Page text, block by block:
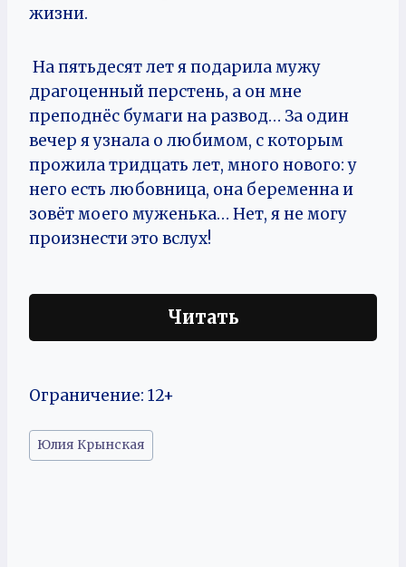
жизни.
На пятьдесят лет я подарила мужу
драгоценный перстень, а он мне
преподнёс бумаги на развод… За один
вечер я узнала о любимом, с которым
прожила тридцать лет, много нового: у
него есть любовница, она беременна и
зовёт моего муженька… Нет, я не могу
произнести это вслух!
Читать
Ограничение: 12+
Метки
записи:
Юлия Крынская